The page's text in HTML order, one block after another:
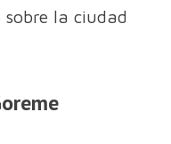
la ciudad